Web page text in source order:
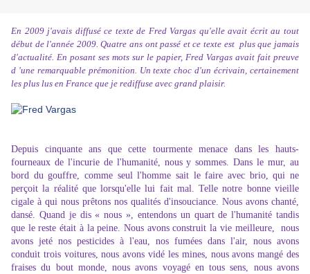
En 2009 j'avais diffusé ce texte de Fred Vargas qu'elle avait écrit au tout
début de l'année 2009. Quatre ans ont passé et ce texte est plus que jamais
d'actualité. En posant ses mots sur le papier, Fred Vargas avait fait preuve
d 'une remarquable prémonition. Un texte choc d'un écrivain, certainement
les plus lus en France que je rediffuse avec grand plaisir.
Depuis cinquante ans que cette tourmente menace dans les hauts-
fourneaux de l'incurie de l'humanité, nous y sommes. Dans le mur, au
bord du gouffre, comme seul l'homme sait le faire avec brio, qui ne
perçoit la réalité que lorsqu'elle lui fait mal. Telle notre bonne vieille
cigale à qui nous prêtons nos qualités d'insouciance. Nous avons chanté,
dansé. Quand je dis « nous », entendons un quart de l'humanité tandis
que le reste était à la peine. Nous avons construit la vie meilleure, nous
avons jeté nos pesticides à l'eau, nos fumées dans l'air, nous avons
conduit trois voitures, nous avons vidé les mines, nous avons mangé des
fraises du bout monde, nous avons voyagé en tous sens, nous avons